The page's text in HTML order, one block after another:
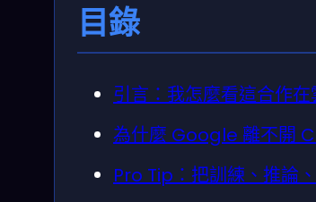
目錄
引言：我怎麼看這合作
為什麼 Google 離不開
Pro Tip：把訓練、推論